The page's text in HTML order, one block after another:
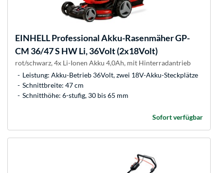
EINHELLProfessional Akku-Rasenmäher GP-
CM 36/47 S HW Li, 36Volt (2x18Volt)
rot/schwarz, 4x Li-Ionen Akku 4,0Ah, mit Hinterradantrieb
Leistung: Akku-Betrieb 36Volt, zwei 18V-Akku-Steckplätze
Schnittbreite: 47 cm
Schnitthöhe: 6-stufig, 30 bis 65 mm
Sofort verfügbar